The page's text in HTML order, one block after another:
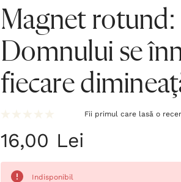
Magnet
Domnului se
fiecare
Fii primul care lasă o
16,00 Lei
Indisponibil